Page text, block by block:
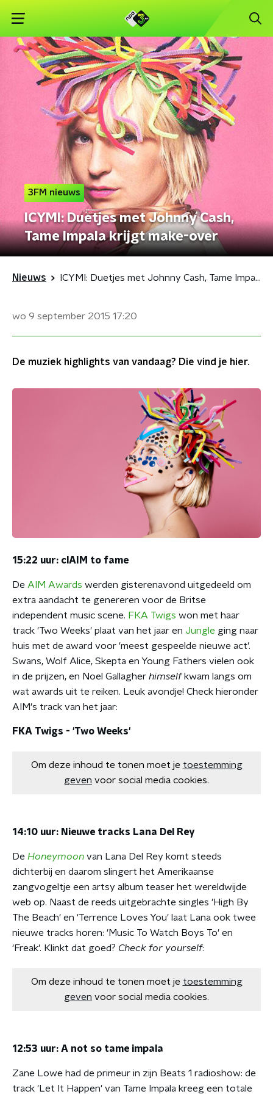
3FM nieuws
ICYMI: Duetjes met Johnny Cash,
Tame Impala krijgt make-over
Nieuws ICYMI: Duetjes met Johnny Cash, Tame Impala krijgt make-over
wo 9 september 2015 17:20
De muziek highlights van vandaag? Die vind je hier.
15:22 uur: clAIM to fame
De AIM Awards werden gisterenavond uitgedeeld om
extra aandacht te genereren voor de Britse
independent music scene. FKA Twigs won met haar
track 'Two Weeks' plaat van het jaar en Jungle ging naar
huis met de award voor 'meest gespeelde nieuwe act'.
Swans, Wolf Alice, Skepta en Young Fathers vielen ook
in de prijzen, en Noel Gallagher himselfkwam langs om
wat awards uit te reiken. Leuk avondje! Check hieronder
AIM's track van het jaar:
FKA Twigs - 'Two Weeks'
Om deze inhoud te tonen moet je toestemming
geven voor social media cookies.
14:10 uur: Nieuwe tracks Lana Del Rey
De Honeymoon van Lana Del Rey komt steeds
dichterbij en daarom slingert het Amerikaanse
zangvogeltje een artsy album teaser het wereldwijde
web op. Naast de reeds uitgebrachte singles 'High By
The Beach' en 'Terrence Loves You' laat Lana ook twee
nieuwe tracks horen: 'Music To Watch Boys To' en
'Freak'. Klinkt dat goed? Check for yourself:
Om deze inhoud te tonen moet je toestemming
geven voor social media cookies.
12:53 uur: A not so tame impala
Zane Lowe had de primeur in zijn Beats 1 radioshow: de
track 'Let It Happen' van Tame Impala kreeg een totale